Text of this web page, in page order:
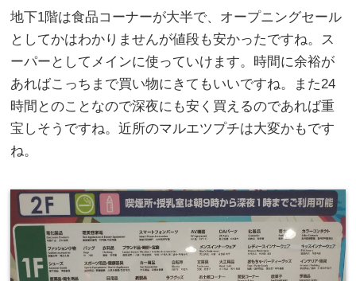
地下1階は食品コーナーが大半で、オープニングセール
としてかはわかりませんが値段も安かったですね。ス
ーパーとしてメインに使っていけます。時間に余裕が
あればこっちまで買い物にきてもいいですね。また24
時間とのことなので深夜にも安く買えるのであれば重
宝しそうですね。近所のマルエツプチは大変かもです
ね。